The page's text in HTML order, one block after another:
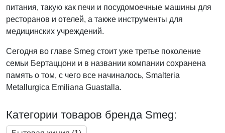
питания, такую как печи и посудомоечные машины для
ресторанов и отелей, а также инструменты для
медицинских учреждений.
Сегодня во главе Smeg стоит уже третье поколение
семьи Бертаццони и в названии компании сохранена
память о том, с чего все начиналось, Smalteria
Metallurgica Emiliana Guastalla.
Категории товаров бренда Smeg: